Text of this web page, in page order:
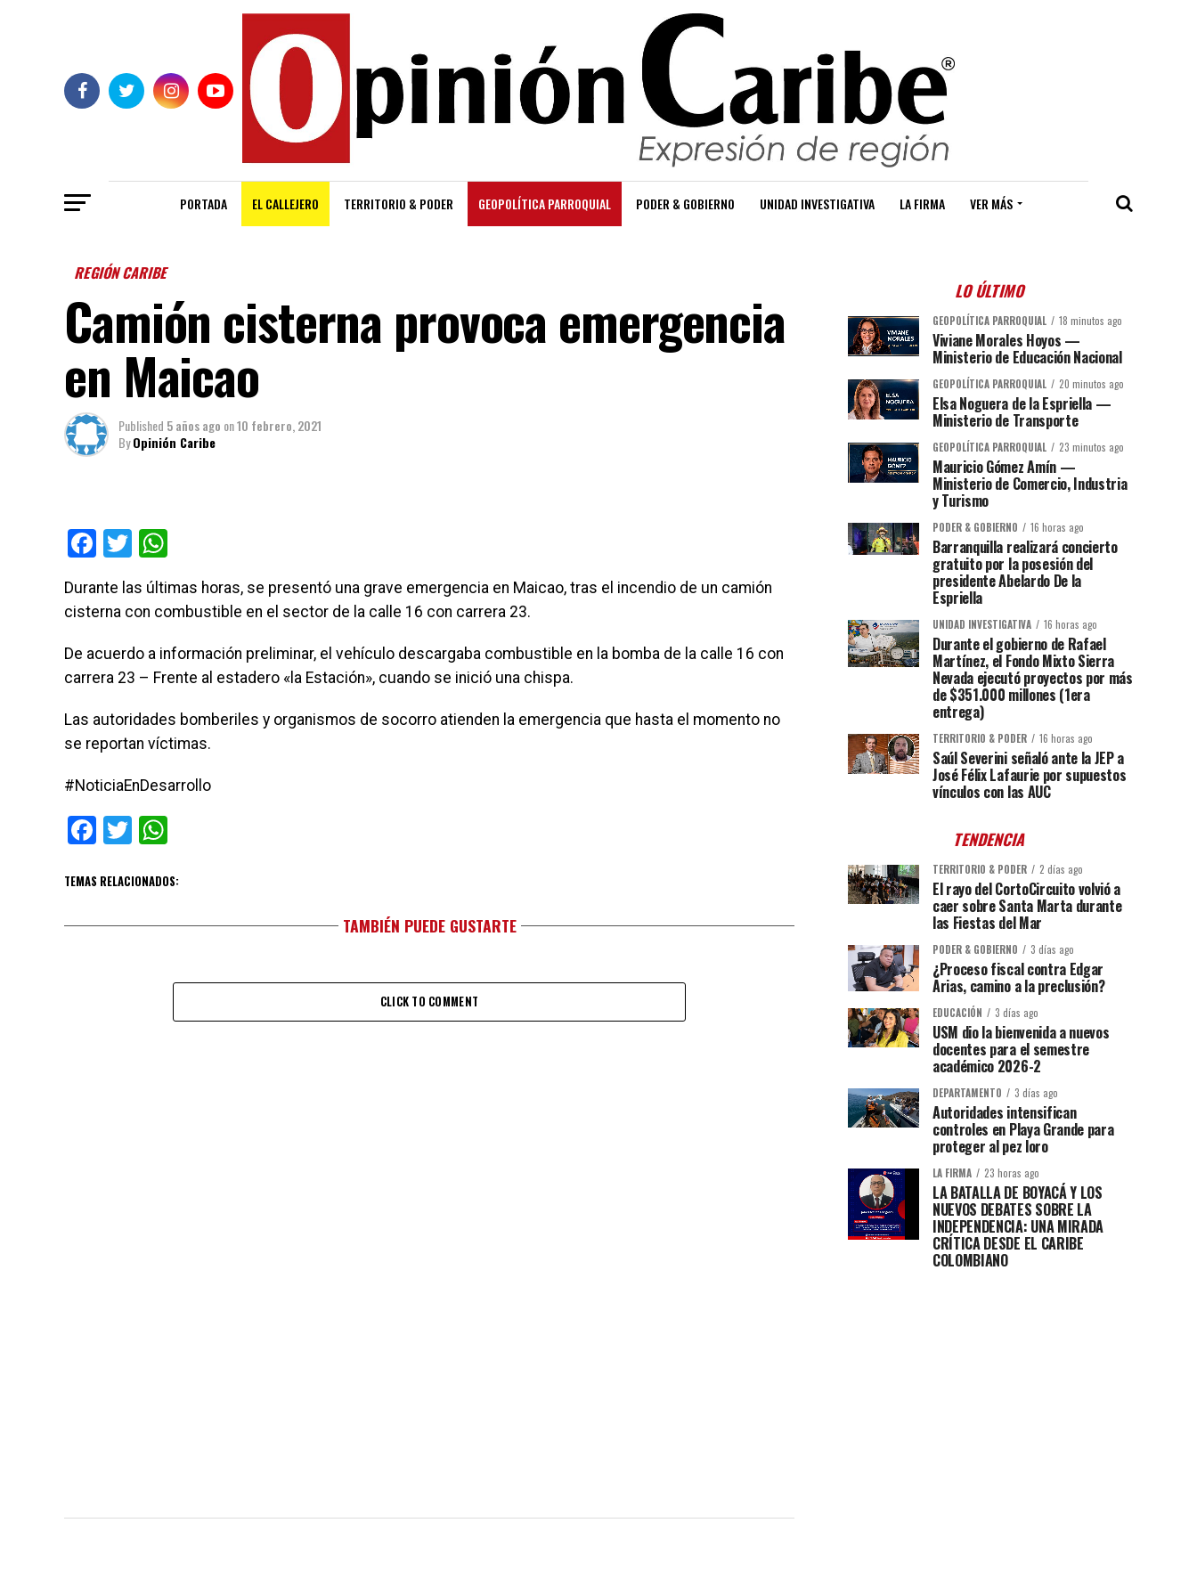
PORTADA EL CALLEJERO TERRITORIO & PODER GEOPOLÍTICA PARROQUIAL PODER & GOBIERNO UNIDAD INVESTIGATIVA LA FIRMA VER MÁS
REGIÓN CARIBE
Camión cisterna provoca emergencia
en Maicao
Published 5 años ago on10 febrero, 2021
ByOpinión Caribe
Facebook
Twitter
Durante las últimas horas, se presentó una grave emergencia en Maicao, tras el incendio de un camión
cisterna con combustible en el sector de la calle 16 con carrera 23.
De acuerdo a información preliminar, el vehículo descargaba combustible en la bomba de la calle 16 con
carrera 23 – Frente al estadero «la Estación», cuando se inició una chispa.
Las autoridades bomberiles y organismos de socorro atienden la emergencia que hasta el momento no
se reportan víctimas.
#NoticiaEnDesarrollo
Facebook
Twitter
TEMAS RELACIONADOS:
TAMBIÉN PUEDE GUSTARTE
CLICK TO COMMENT
LO ÚLTIMO
GEOPOLÍTICA PARROQUIAL 18 minutos ago
Viviane Morales Hoyos —
Ministerio de Educación Nacional
GEOPOLÍTICA PARROQUIAL 20 minutos ago
Elsa Noguera de la Espriella —
Ministerio de Transporte
GEOPOLÍTICA PARROQUIAL 23 minutos ago
Mauricio Gómez Amín —
Ministerio de Comercio, Industria
y Turismo
PODER & GOBIERNO 16 horas ago
Barranquilla realizará concierto
gratuito por la posesión del
presidente Abelardo De la
Espriella
UNIDAD INVESTIGATIVA 16 horas ago
Durante el gobierno de Rafael
Martínez, el Fondo Mixto Sierra
Nevada ejecutó proyectos por más
de $351.000 millones (1era
entrega)
TERRITORIO & PODER 16 horas ago
Saúl Severini señaló ante la JEP a
José Félix Lafaurie por supuestos
vínculos con las AUC
TENDENCIA
TERRITORIO & PODER 2 días ago
El rayo del CortoCircuito volvió a
caer sobre Santa Marta durante
las Fiestas del Mar
PODER & GOBIERNO 3 días ago
¿Proceso fiscal contra Edgar
Arias, camino a la preclusión?
EDUCACIÓN 3 días ago
USM dio la bienvenida a nuevos
docentes para el semestre
académico 2026-2
DEPARTAMENTO 3 días ago
Autoridades intensifican
controles en Playa Grande para
proteger al pez loro
LA FIRMA 23 horas ago
LA BATALLA DE BOYACÁ Y LOS
NUEVOS DEBATES SOBRE LA
INDEPENDENCIA: UNA MIRADA
CRÍTICA DESDE EL CARIBE
COLOMBIANO